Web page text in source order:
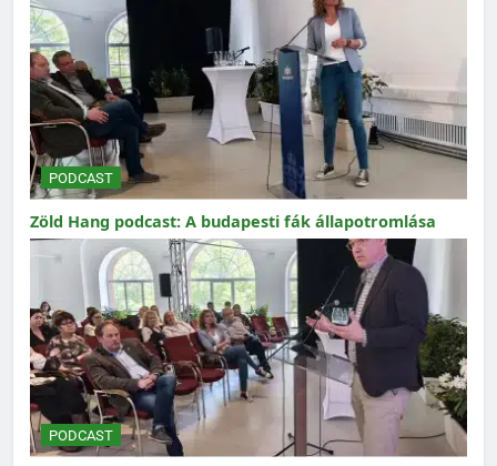
PODCAST
Zöld Hang podcast: A budapesti fák állapotromlása
PODCAST